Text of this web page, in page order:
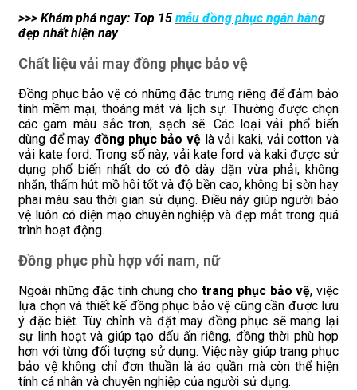
>>> Khám phá ngay: Top 15 mẫu đồng phục ngân hàng
đẹp nhất hiện nay
Chất liệu vải may đồng phục bảo vệ
Đồng phục bảo vệ có những đặc trưng riêng để đảm bảo
tính mềm mại, thoáng mát và lịch sự. Thường được chọn
các gam màu sắc trơn, sạch sẽ. Các loại vải phổ biến
dùng để may đồng phục bảo vệ là vải kaki, vải cotton và
vải kate ford. Trong số này, vải kate ford và kaki được sử
dụng phổ biến nhất do có độ dày dặn vừa phải, không
nhăn, thấm hút mồ hôi tốt và độ bền cao, không bị sờn hay
phai màu sau thời gian sử dụng. Điều này giúp người bảo
vệ luôn có diện mạo chuyên nghiệp và đẹp mắt trong quá
trình hoạt động.
Đồng phục phù hợp với nam, nữ
Ngoài những đặc tính chung cho trang phục bảo vệ, việc
lựa chọn và thiết kế đồng phục bảo vệ cũng cần được lưu
ý đặc biệt. Tùy chỉnh và đặt may đồng phục sẽ mang lại
sự linh hoạt và giúp tạo dấu ấn riêng, đồng thời phù hợp
hơn với từng đối tượng sử dụng. Việc này giúp trang phục
bảo vệ không chỉ đơn thuần là áo quần mà còn thể hiện
tính cá nhân và chuyên nghiệp của người sử dụng.